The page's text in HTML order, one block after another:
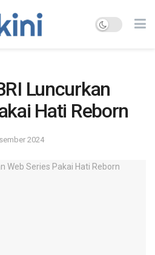
Luncurkan
Hati Reborn
2024